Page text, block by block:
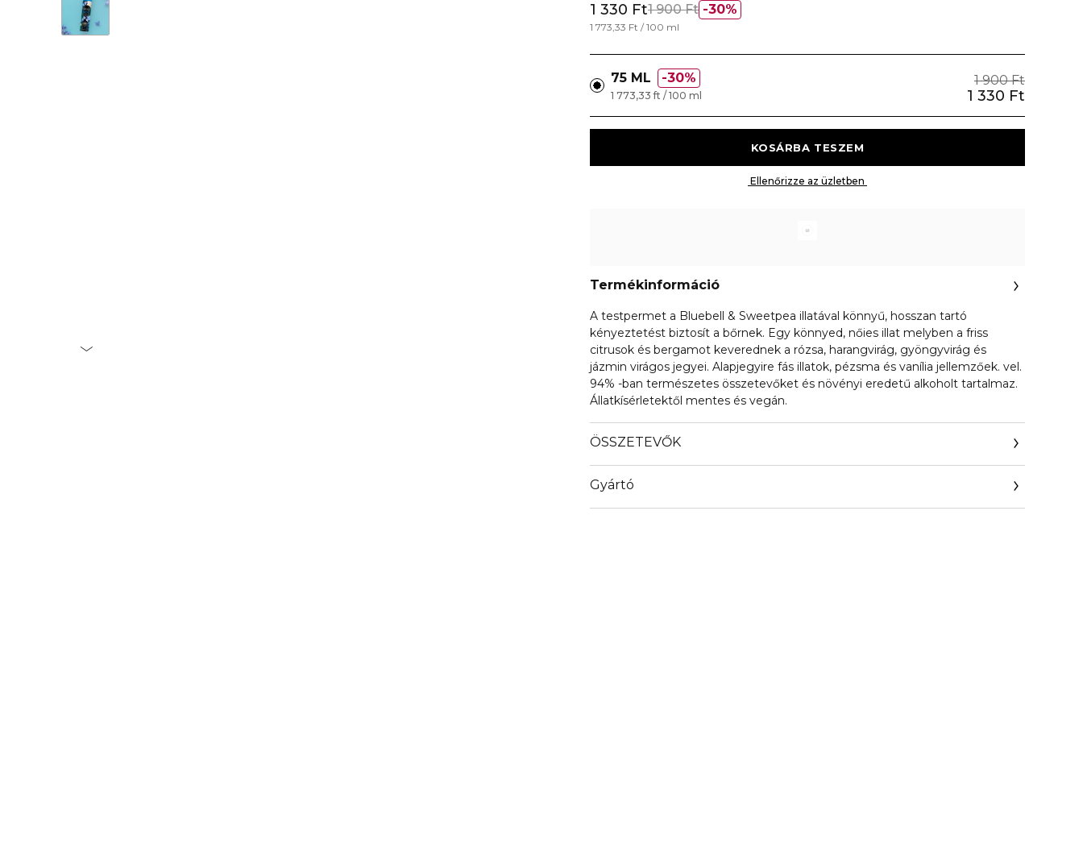
30%
1 330 Ft1 900 Ft
1 773,33 Ft / 100 ml
75 ML 30% 1 900 Ft
1 330 Ft
1 773,33 ft / 100 ml
Termékinformáció
A testpermet a Bluebell & Sweetpea illatával könnyű, hosszan tartó
kényeztetést biztosít a bőrnek. Egy könnyed, nőies illat melyben a friss
citrusok és bergamot keverednek a rózsa, harangvirág, gyöngyvirág és
jázmin virágos jegyei. Alapjegyire fás illatok, pézsma és vanília jellemzőek. vel.
94% -ban természetes összetevőket és növényi eredetű alkoholt tartalmaz.
Állatkísérletektől mentes és vegán.
ÖSSZETEVŐK
Gyártó